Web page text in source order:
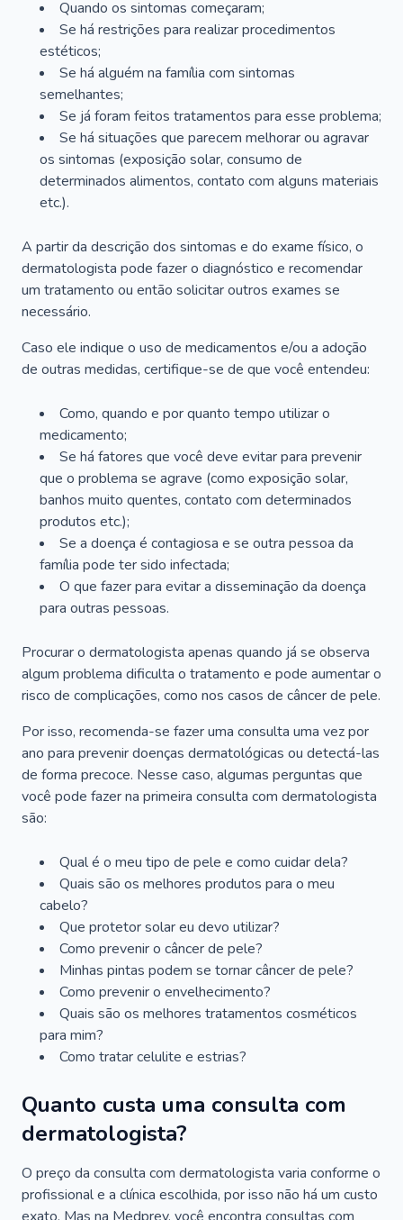
Quando os sintomas começaram;
Se há restrições para realizar procedimentos
estéticos;
Se há alguém na família com sintomas
semelhantes;
Se já foram feitos tratamentos para esse problema;
Se há situações que parecem melhorar ou agravar
os sintomas (exposição solar, consumo de
determinados alimentos, contato com alguns materiais
etc.).
A partir da descrição dos sintomas e do exame físico, o
dermatologista pode fazer o diagnóstico e recomendar
um tratamento ou então solicitar outros exames se
necessário.
Caso ele indique o uso de medicamentos e/ou a adoção
de outras medidas, certifique-se de que você entendeu:
Como, quando e por quanto tempo utilizar o
medicamento;
Se há fatores que você deve evitar para prevenir
que o problema se agrave (como exposição solar,
banhos muito quentes, contato com determinados
produtos etc.);
Se a doença é contagiosa e se outra pessoa da
família pode ter sido infectada;
O que fazer para evitar a disseminação da doença
para outras pessoas.
Procurar o dermatologista apenas quando já se observa
algum problema dificulta o tratamento e pode aumentar o
risco de complicações, como nos casos de câncer de pele.
Por isso, recomenda-se fazer uma consulta uma vez por
ano para prevenir doenças dermatológicas ou detectá-las
de forma precoce. Nesse caso, algumas perguntas que
você pode fazer na primeira consulta com dermatologista
são:
Qual é o meu tipo de pele e como cuidar dela?
Quais são os melhores produtos para o meu
cabelo?
Que protetor solar eu devo utilizar?
Como prevenir o câncer de pele?
Minhas pintas podem se tornar câncer de pele?
Como prevenir o envelhecimento?
Quais são os melhores tratamentos cosméticos
para mim?
Como tratar celulite e estrias?
Quanto custa uma consulta com
dermatologista?
O preço da consulta com dermatologista varia conforme o
profissional e a clínica escolhida, por isso não há um custo